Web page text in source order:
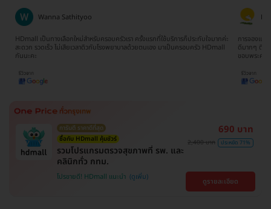
HDmall เป็นทางเลือกใหม่สำหรับครอบครัวเรา ครั้งแรกที่ใช้บริการก็ประทับใจมากค่ะ
สะดวก รวดเร็ว ไม่เสียเวลาดิวกับโรงพยาบาลด้วยตนเอง มาเป็นครอบครัว HDmall
กันนะคะ
Wanna Sathityoo
การจองแพ็
ดีมากๆ ติดต่
ขอบพระคุณ
การันตี ราคาดีที่สุด
ซื้อกับ HDmall คุ้มชัวร์
รวมโปรแกรมตรวจสุขภาพที่ รพ. และ
คลินิกทั่ว กทม.
โปรขายดี! HDmall แนะนำ
690 บาท
2,400 บาท ประหยัด 71%
ดูรายละเอียด